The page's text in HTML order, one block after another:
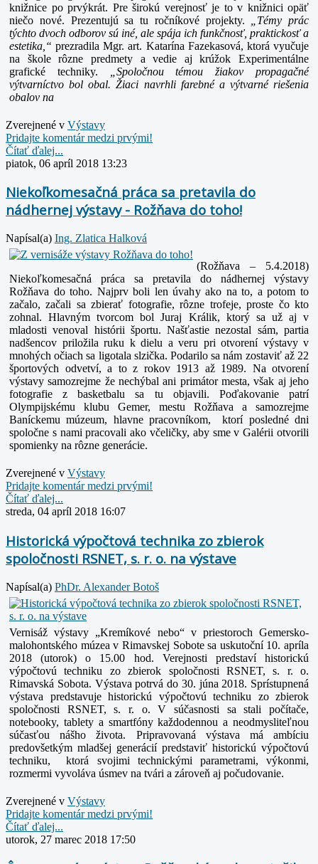
knižnice po prvýkrát. Pre širokú verejnosť je to v knižnici opäť
niečo nové. Prezentujú sa tu ročníkové projekty.
„Témy prác
týchto dvoch odborov sú iné, ale spája ich funkčnosť, praktickosť a
estetika,“ prezradila Mgr. art. Katarína Fazekasová, ktorá vyučuje
na školerôzne predmety a vedie aj krúžok Experimentálne
grafické techniky.
„Spoločnou témou žiakov propagačné
výtvarníctvo bol obal. Žiaci navrhli farebné a výtvarné riešenia
obalov na
Zverejnené v Výstavy
Pridajte komentár medzi prvými!
Čítať ďalej...
piatok, 06 apríl 2018 13:23
Niekoľkomesačná práca sa pretavila do
nádhernej výstavy - Rožňava do toho!
Napísal(a) Ing. Zlatica Halková
(Rožňava – 5.4.2018)
Niekoľkomesačná práca sa pretavila do nádhernej výstavy
Rožňava do toho. Najprv boli len úvahy ako na to, a potom to
začalo, začali sa zbierať fotografie, rôzne trofeje, proste čo kto
zohnal. Hlavným tvorcom bol Juraj Králik, ktorý sa už aj v
mladosti venoval histórii športu. Našťastie nezostal sám, partia
nadšencov priložila ruku k dielu a veru pri otvorení výstavy v
mnohých očiach sa ligotala slzička. Podarilo sa nám zostaviť až 22
športových odvetví, a to z rokov 1913 až 1989. Na otvorení
výstavy samozrejme že nechýbal ani primátor mesta, však aj jeho
fotografie z basketbalu sa tu objavili. Poďakovanie patrí
Olympijskému klubu Gemer, mestu Rožňava a samozrejme
Baníckemu múzeum, hlavne pracovníkom, ktorí posledné dni
spoločne s nami pracovali ako včeličky, aby sme v Galérii otvorili
spomienky na rôzne generácie.
Zverejnené v Výstavy
Pridajte komentár medzi prvými!
Čítať ďalej...
streda, 04 apríl 2018 16:07
Historická výpočtová technika zo zbierok
spoločnosti RSNET, s. r. o. na výstave
Napísal(a) PhDr. Alexander Botoš
Vernisáž výstavy „Kremíkové nebo“ v priestoroch Gemersko-
malohontského múzea v Rimavskej Sobote sa uskutoční 10. apríla
2018 (utorok) o 15.00 hod. Verejnosti predstaví historickú
výpočtovú techniku zo zbierok spoločnosti RSNET, s. r. o.
Rimavská Sobota. Výstava potrvá do 30. júna 2018. Sprístupnená
výstava predstavuje historickú výpočtovú techniku zo zbierok
spoločnosti RSNET, s. r. o. V súčasnosti sa stali počítače,
notebooky, tablety a smartfóny každodennou a neodmysliteľnou
súčasťou nášho života. Pripravovaná výstava má ambíciu
predovšetkým mladšej generácií predstaviť historickú výpočtovú
techniku, ktorá svojimi technickými parametrami, výkonmi,
rozmermi vyvoláva úsmev na tvári a zároveň aj počudovanie.
Zverejnené v Výstavy
Pridajte komentár medzi prvými!
Čítať ďalej...
utorok, 27 marec 2018 17:50